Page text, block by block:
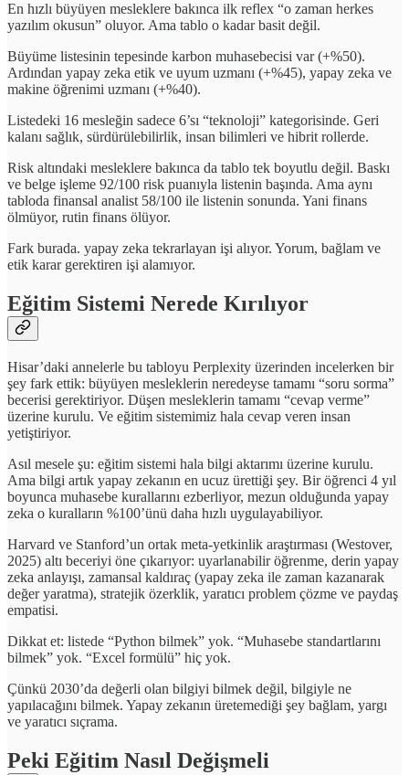
En hızlı büyüyen mesleklere bakınca ilk reflex “o zaman herkes
yazılım okusun” oluyor. Ama tablo o kadar basit değil.
Büyüme listesinin tepesinde karbon muhasebecisi var (+%50).
Ardından yapay zeka etik ve uyum uzmanı (+%45), yapay zeka ve
makine öğrenimi uzmanı (+%40).
Listedeki 16 mesleğin sadece 6’sı “teknoloji” kategorisinde. Geri
kalanı sağlık, sürdürülebilirlik, insan bilimleri ve hibrit rollerde.
Risk altındaki mesleklere bakınca da tablo tek boyutlu değil. Baskı
ve belge işleme 92/100 risk puanıyla listenin başında. Ama aynı
tabloda finansal analist 58/100 ile listenin sonunda. Yani finans
ölmüyor, rutin finans ölüyor.
Fark burada. yapay zeka tekrarlayan işi alıyor. Yorum, bağlam ve
etik karar gerektiren işi alamıyor.
Eğitim Sistemi Nerede Kırılıyor
Hisar’daki annelerle bu tabloyu Perplexity üzerinden incelerken bir
şey fark ettik: büyüyen mesleklerin neredeyse tamamı “soru sorma”
becerisi gerektiriyor. Düşen mesleklerin tamamı “cevap verme”
üzerine kurulu. Ve eğitim sistemimiz hala cevap veren insan
yetiştiriyor.
Asıl mesele şu: eğitim sistemi hala bilgi aktarımı üzerine kurulu.
Ama bilgi artık yapay zekanın en ucuz ürettiği şey. Bir öğrenci 4 yıl
boyunca muhasebe kurallarını ezberliyor, mezun olduğunda yapay
zeka o kuralların %100’ünü daha hızlı uygulayabiliyor.
Harvard ve Stanford’un ortak meta-yetkinlik araştırması (Westover,
2025) altı beceriyi öne çıkarıyor: uyarlanabilir öğrenme, derin yapay
zeka anlayışı, zamansal kaldıraç (yapay zeka ile zaman kazanarak
değer yaratma), stratejik özerklik, yaratıcı problem çözme ve paydaş
empatisi.
Dikkat et: listede “Python bilmek” yok. “Muhasebe standartlarını
bilmek” yok. “Excel formülü” hiç yok.
Çünkü 2030’da değerli olan bilgiyi bilmek değil, bilgiyle ne
yapılacağını bilmek. Yapay zekanın üretemediği şey bağlam, yargı
ve yaratıcı sıçrama.
Peki Eğitim Nasıl Değişmeli